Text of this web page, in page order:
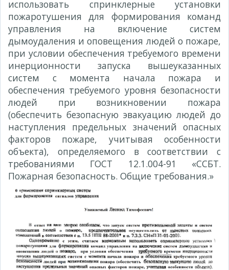
использовать спринклерные установки
пожаротушения для формирования команд
управления на включение систем
дымоудаления и оповещения людей о пожаре,
при условии обеспечения требуемого времени
инерционности запуска вышеуказанных
систем с момента начала пожара и
обеспечения требуемого уровня безопасности
людей при возникновении пожара
(обеспечить безопасную эвакуацию людей до
наступления предельных значений опасных
факторов пожаре, учитывая особенности
объекта), определяемого в соответствии с
требованиями ГОСТ 12.1.004-91 «ССБТ.
Пожарная безопасность. Общие требования.»